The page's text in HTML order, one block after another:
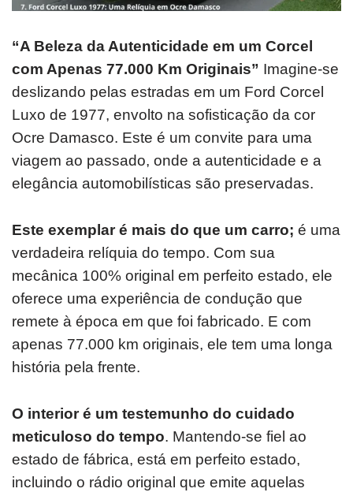
“A Beleza da Autenticidade em um Corcel
com Apenas 77.000 Km Originais” Imagine-se
deslizando pelas estradas em um Ford Corcel
Luxo de 1977, envolto na sofisticação da cor
Ocre Damasco. Este é um convite para uma
viagem ao passado, onde a autenticidade e a
elegância automobilísticas são preservadas.
Este exemplar é mais do que um carro; é uma
verdadeira relíquia do tempo. Com sua
mecânica 100% original em perfeito estado, ele
oferece uma experiência de condução que
remete à época em que foi fabricado. E com
apenas 77.000 km originais, ele tem uma longa
história pela frente.
O interior é um testemunho do cuidado
meticuloso do tempo. Mantendo-se fiel ao
estado de fábrica, está em perfeito estado,
incluindo o rádio original que emite aquelas